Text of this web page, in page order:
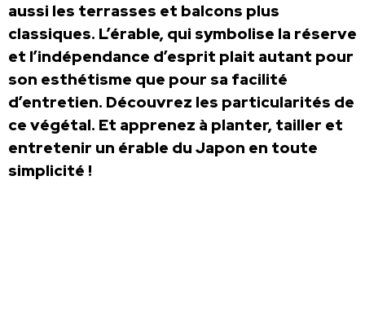
aussi les terrasses et balcons plus
classiques. L’érable, qui symbolise la réserve
et l’indépendance d’esprit plait autant pour
son esthétisme que pour sa facilité
d’entretien. Découvrez les particularités de
ce végétal. Et apprenez à planter, tailler et
entretenir un érable du Japon en toute
simplicité !